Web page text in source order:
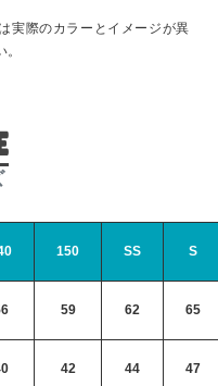
実際のカラーとイメージが異
150 SS S
59 62 65
42 44 47